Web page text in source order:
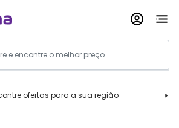
ofertas para a sua região